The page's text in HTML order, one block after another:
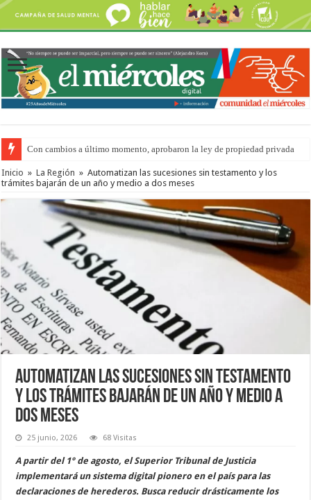
Con cambios a último momento, aprobaron la ley de propiedad privada
Inicio » La Región » Automatizan las sucesiones sin testamento y los
trámites bajarán de un año y medio a dos meses
Automatizan las sucesiones sin testamento
y los trámites bajarán de un año y medio a
dos meses
25 junio, 2026 68 Visitas
A partir del 1° de agosto, el Superior Tribunal de Justicia
implementará un sistema digital pionero en el país para las
declaraciones de herederos. Busca reducir drásticamente los